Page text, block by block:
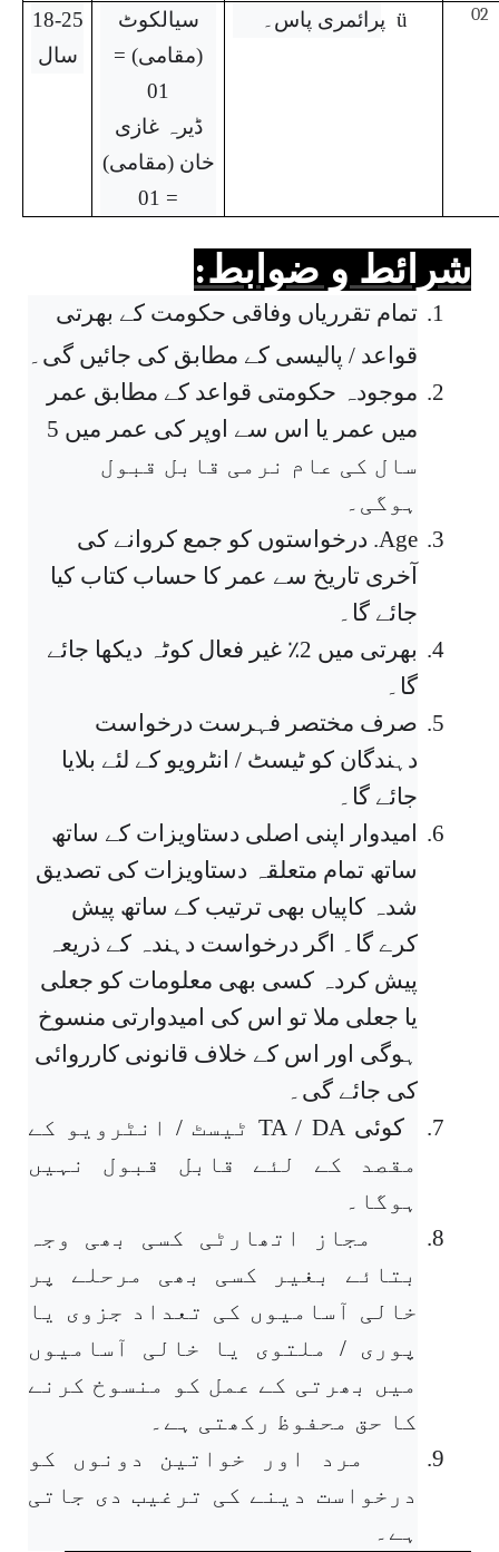
02
ü پرائمری پاس۔
سیالکوٹ
(مقامی) =
01
ڈیرہ غازی
خان (مقامی)
= 01
18-25
سال
شرائط و ضوابط:
1.
تمام تقرریاں وفاقی حکومت کے بھرتی
قواعد / پالیسی کے مطابق کی جائیں گی۔
2.
موجودہ حکومتی قواعد کے مطابق عمر
میں عمر یا اس سے اوپر کی عمر میں 5
سال کی عام نرمی قابل قبول
ہوگی۔
3.
Age. درخواستوں کو جمع کروانے کی
آخری تاریخ سے عمر کا حساب کتاب کیا
جائے گا۔
4.
بھرتی میں 2٪ غیر فعال کوٹہ دیکھا جائے
گا۔
5.
صرف مختصر فہرست درخواست
دہندگان کو ٹیسٹ / انٹرویو کے لئے بلایا
جائے گا۔
6.
امیدوار اپنی اصلی دستاویزات کے ساتھ
ساتھ تمام متعلقہ دستاویزات کی تصدیق
شدہ کاپیاں بھی ترتیب کے ساتھ پیش
کرے گا۔ اگر درخواست دہندہ کے ذریعہ
پیش کردہ کسی بھی معلومات کو جعلی
یا جعلی ملا تو اس کی امیدوارتی منسوخ
ہوگی اور اس کے خلاف قانونی کارروائی
کی جائے گی۔
7.
کوئیTA / DAٹیسٹ / انٹرویو کے
مقصد کے لئے قابل قبول نہیں
ہوگا۔
8.
مجاز اتھارٹی کسی بھی وجہ
بتائے بغیر کسی بھی مرحلے پر
خالی آسامیوں کی تعداد جزوی یا
پوری / ملتوی یا خالی آسامیوں
میں بھرتی کے عمل کو منسوخ کرنے
کا حق محفوظ رکھتی ہے۔
9.
مرد اور خواتین دونوں کو
درخواست دینے کی ترغیب دی جاتی
ہے۔